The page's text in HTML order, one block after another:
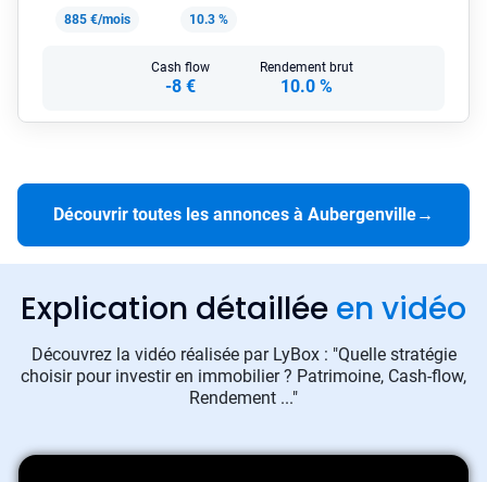
885 €/mois
10.3 %
Cash flow
-8 €
Rendement brut
10.0 %
Découvrir toutes les annonces à Aubergenville→
Explication détaillée en vidéo
Découvrez la vidéo réalisée par LyBox : "Quelle stratégie
choisir pour investir en immobilier ? Patrimoine, Cash-flow,
Rendement ..."